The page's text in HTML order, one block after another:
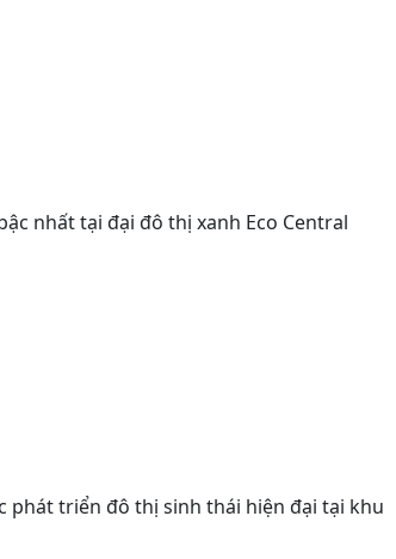
nhất tại đại đô thị xanh Eco Central
phát triển đô thị sinh thái hiện đại tại khu